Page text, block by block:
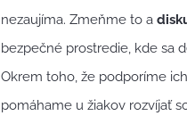
nezaujíma. Zmeňme to a
bezpečné prostredie, kde sa
Okrem toho, že podporíme
pomáhame u žiakov rozvíjať